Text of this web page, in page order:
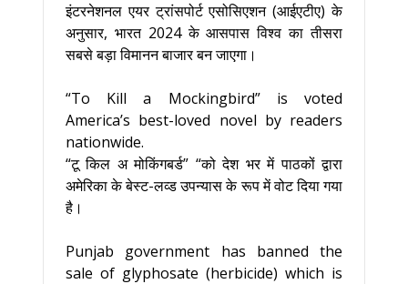
इंटरनेशनल एयर ट्रांसपोर्ट एसोसिएशन (आईएटीए) के
अनुसार, भारत 2024 के आसपास विश्व का तीसरा
सबसे बड़ा विमानन बाजार बन जाएगा।
“To Kill a Mockingbird” is voted
America’s best-loved novel by readers
nationwide.
“टू किल अ मोकिंगबर्ड” “को देश भर में पाठकों द्वारा
अमेरिका के बेस्ट-लव्ड उपन्यास के रूप में वोट दिया गया
है।
Punjab government has banned the
sale of glyphosate (herbicide) which is